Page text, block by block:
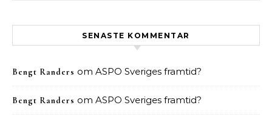
SENASTE KOMMENTAR
Bengt Randers om ASPO Sveriges framtid?
Bengt Randers om ASPO Sveriges framtid?